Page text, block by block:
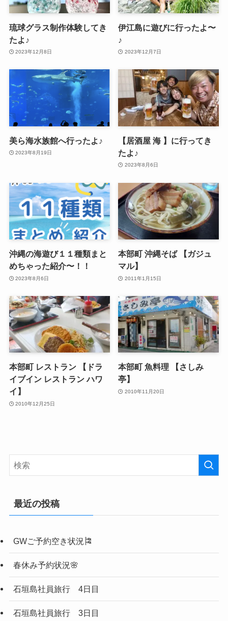
琉球グラス制作体験してき
たよ♪
2023年12月8日
伊江島に遊びに行ったよ〜
♪
2023年12月7日
美ら海水族館へ行ったよ♪
2023年8月19日
【居酒屋 海 】に行ってき
たよ♪
2023年8月6日
沖縄の海遊び１１種類まと
めちゃった紹介〜！！
2023年8月6日
本部町 沖縄そば 【ガジュ
マル】
2011年1月15日
本部町 レストラン 【ドラ
イブイン レストラン ハワ
イ】
2010年12月25日
本部町 魚料理 【さしみ
亭】
2010年11月20日
最近の投稿
GWご予約空き状況🎏
春休み予約状況🌸
石垣島社員旅行 4日目
石垣島社員旅行 3日目